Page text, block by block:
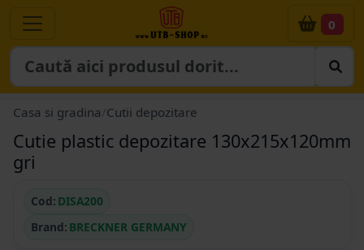
0
Casa si gradina Cutii depozitare
Cutie plastic depozitare 130x215x120mm
gri
Cod: DISA200
Brand: BRECKNER GERMANY